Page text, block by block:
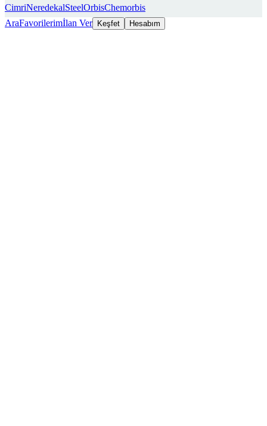
CimriNeredekalSteelOrbisChemorbis
AraFavorilerimİlan Ver Keşfet Hesabım